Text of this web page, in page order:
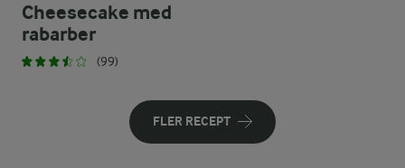
Cheesecake med
rabarber
(99)
FLER RECEPT